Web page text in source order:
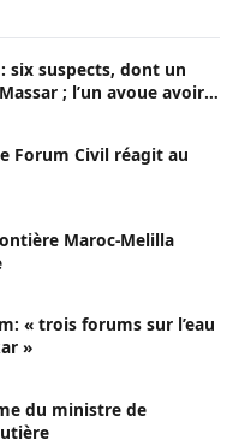
six suspects, dont un
; l’un avoue avoir
Forum Civil réagit au
Maroc-Melilla
« trois forums sur l’eau
»
du ministre de